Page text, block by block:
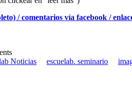
/ comentarios vía facebook /
Noticias escuelab. seminario